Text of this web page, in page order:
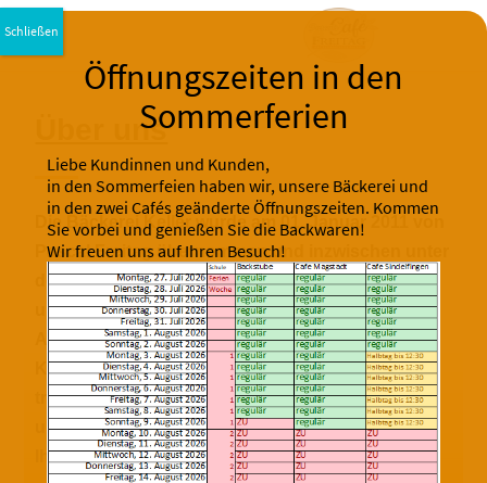
Über uns
Die Bäckerei Keller wurde am 01. Januar 2011 von
Pascal Freitag übernommen und inzwischen unter
dem Namen Bäckerei Freitag weitergeführt. Bei
uns im Ladengeschäft finden Sie ein breites
Angebot an frischgebackenen Brot, Brötchen,
Kuchen usw. Gebacken wird bei uns nach
traditioneller Art und Weise. Das macht uns
unverwechselbar in Magstadt! Wir freuen uns auf
Ihren Besuch.
Liebe Kundinnen und Kunden,
in den Sommerfeien haben wir, unsere Bäckerei und
in den zwei Cafés geänderte Öffnungszeiten. Kommen
Sie vorbei und genießen Sie die Backwaren!
Wir freuen uns auf Ihren Besuch!